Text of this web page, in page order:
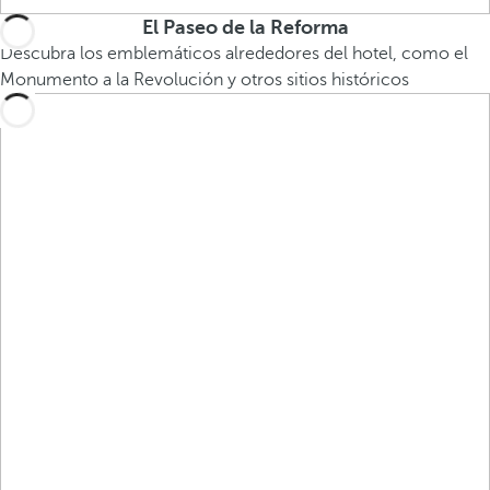
El Paseo de la Reforma
Descubra los emblemáticos alrededores del hotel, como el
Monumento a la Revolución y otros sitios históricos